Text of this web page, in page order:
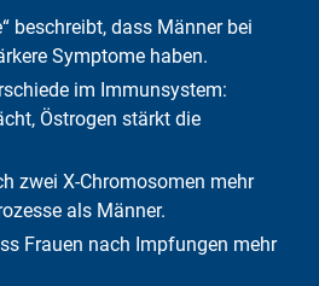
beschreibt, dass Männer bei
Symptome haben.
im Immunsystem:
Östrogen stärkt die
zwei X-Chromosomen mehr
als Männer.
Frauen nach Impfungen mehr